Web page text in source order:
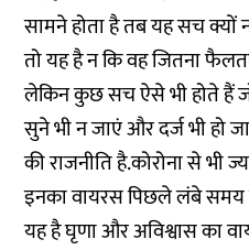
सामने होता है तब यह सच क्यों
तो यह है न कि वह जितना
लेकिन कुछ सच ऐसे भी होते हैं
सुने भी न जाएं और दर्ज भी हो
की राजनीति है.कोरोना से भी
इनका वायरस पिछले लंबे समय
यह है घृणा और अविश्वास का